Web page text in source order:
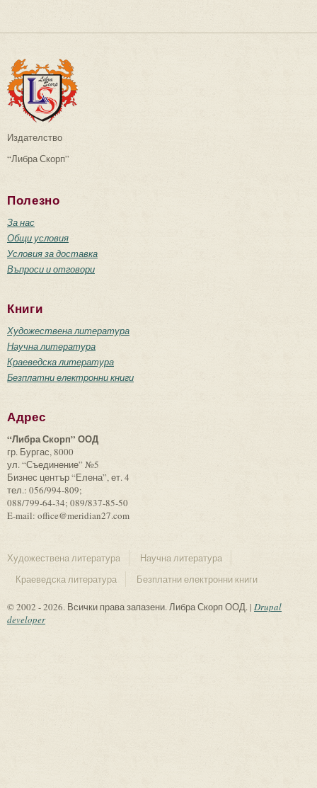
Издателство
“Либра Скорп”
Полезно
За нас
Общи условия
Условия за доставка
Въпроси и отговори
Книги
Художествена литература
Научна литература
Краеведска литература
Безплатни електронни книги
Адрес
“Либра Скорп” ООД
гр. Бургас, 8000
ул. “Съединение” №5
Бизнес център “Елена”, ет. 4
тел.: 056/994-809;
088/799-64-34; 089/837-85-50
E-mail: office@meridian27.com
Художествена литература
Научна литература
Краеведска литература
Безплатни електронни книги
© 2002 - 2026. Всички права запазени. Либра Скорп ООД. | Drupal
developer